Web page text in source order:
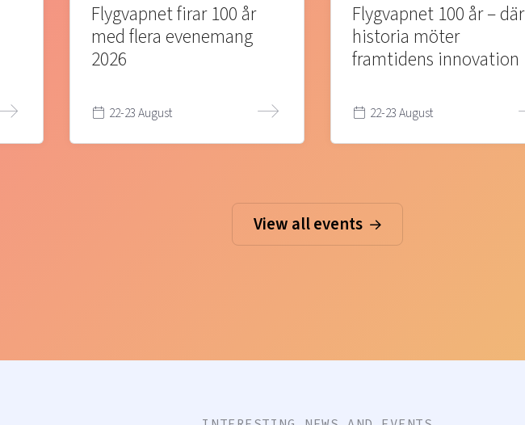
Flygvapnet firar 100 år
med flera evenemang
2026
22-23 August
Flygvapnet 100 år – där
historia möter
framtidens innovation
22-23 August
View all events